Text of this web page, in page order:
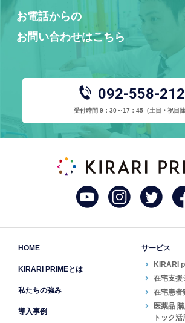
お電話からの
お問い合わせはこちら
092-558-
受付時間 9：30～17：45（土日・祝日除
HOME
KIRARI PRIMEとは
私たちの強み
導入事例
サービス
KIRARI
在宅支援
在宅患者
医薬品
トック活